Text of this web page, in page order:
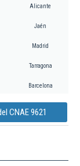
Alicante
Jaén
Madrid
Tarragona
Barcelona
CNAE 9621